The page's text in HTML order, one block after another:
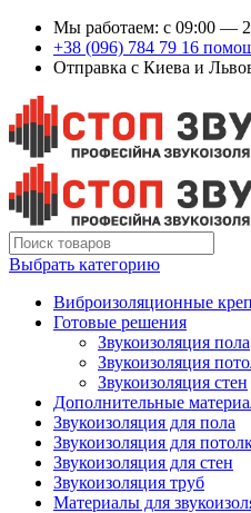
Мы работаем: c 09:00 —
+38 (096) 784 79 16
Отправка с Киева и
Выбрать категорию
Виброизоляционные
Готовые решения
Звукоизоляция пола
Звукоизоляция
Звукоизоляция стен
Дополнительные
Звукоизоляция для пола
Звукоизоляция для
Звукоизоляция для стен
Звукоизоляция труб
Материалы для